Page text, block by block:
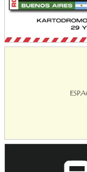
SUR SANTAFESINO - F4
José Samuel Sánchez (Tierra)
Rufino (Santa Fe)
TUCUMANO - F5